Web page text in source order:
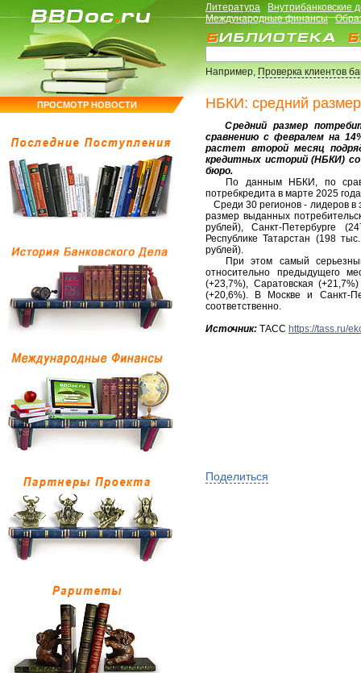
ПРОСМОТР НОВОСТИ
Литература
Внутрибанковские
Международные финансы
Например,Проверка клиентов
НБКИ: средний
Средний размер
сравнению с февралем на
растет второй месяц
кредитных историй (НБКИ)
бюро.
По данным НБКИ, по
потребкредита в марте 2025
Среди 30 регионов - лидеров в
размер выданных
рублей), Санкт-Петербурге
Республике Татарстан (198
рублей).
При этом самый серьезный
относительно предыдущего
(+23,7%), Саратовская
(+20,6%). В Москве и Санкт-
соответственно.
Источник: ТАСС https://tass.ru/
Поделиться